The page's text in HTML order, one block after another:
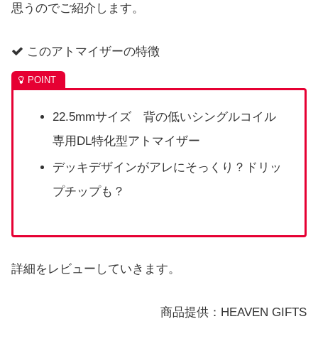
思うのでご紹介します。
このアトマイザーの特徴
22.5mmサイズ 背の低いシングルコイル
専用DL特化型アトマイザー
デッキデザインがアレにそっくり？ドリッ
プチップも？
詳細をレビューしていきます。
商品提供：HEAVEN GIFTS